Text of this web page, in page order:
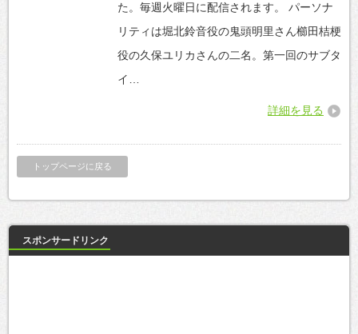
た。毎週火曜日に配信されます。 パーソナ
リティは堀北鈴音役の鬼頭明里さん櫛田桔梗
役の久保ユリカさんの二名。第一回のサブタ
イ…
詳細を見る
トップページに戻る
スポンサードリンク